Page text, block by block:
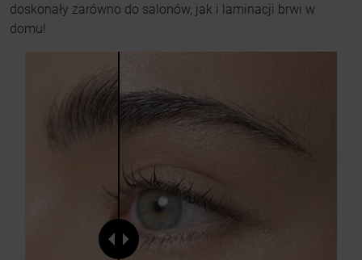
doskonały zarówno do salonów, jak i laminacji brwi w
domu!